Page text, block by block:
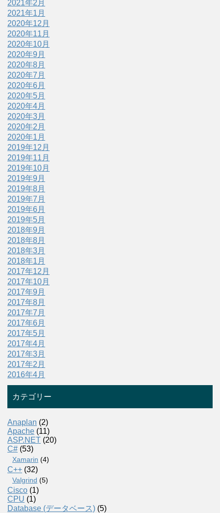
2021年2月
2021年1月
2020年12月
2020年11月
2020年10月
2020年9月
2020年8月
2020年7月
2020年6月
2020年5月
2020年4月
2020年3月
2020年2月
2020年1月
2019年12月
2019年11月
2019年10月
2019年9月
2019年8月
2019年7月
2019年6月
2019年5月
2018年9月
2018年8月
2018年3月
2018年1月
2017年12月
2017年10月
2017年9月
2017年8月
2017年7月
2017年6月
2017年5月
2017年4月
2017年3月
2017年2月
2016年4月
カテゴリー
Anaplan (2)
Apache (11)
ASP.NET (20)
C# (53)
Xamarin (4)
C++ (32)
Valgrind (5)
Cisco (1)
CPU (1)
Database (データベース) (5)